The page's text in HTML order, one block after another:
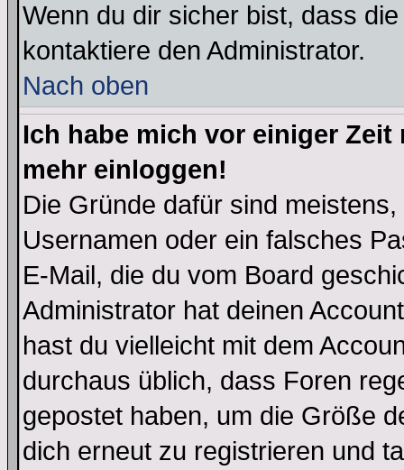
Wenn du dir sicher bist, dass
kontaktiere den Administrator.
Nach oben
Ich habe mich vor einiger
mehr einloggen!
Die Gründe dafür sind
Usernamen oder ein falsches
E-Mail, die du vom Board
Administrator hat deinen
hast du vielleicht mit dem
durchaus üblich, dass Foren
gepostet haben, um die Größe
dich erneut zu registrieren und